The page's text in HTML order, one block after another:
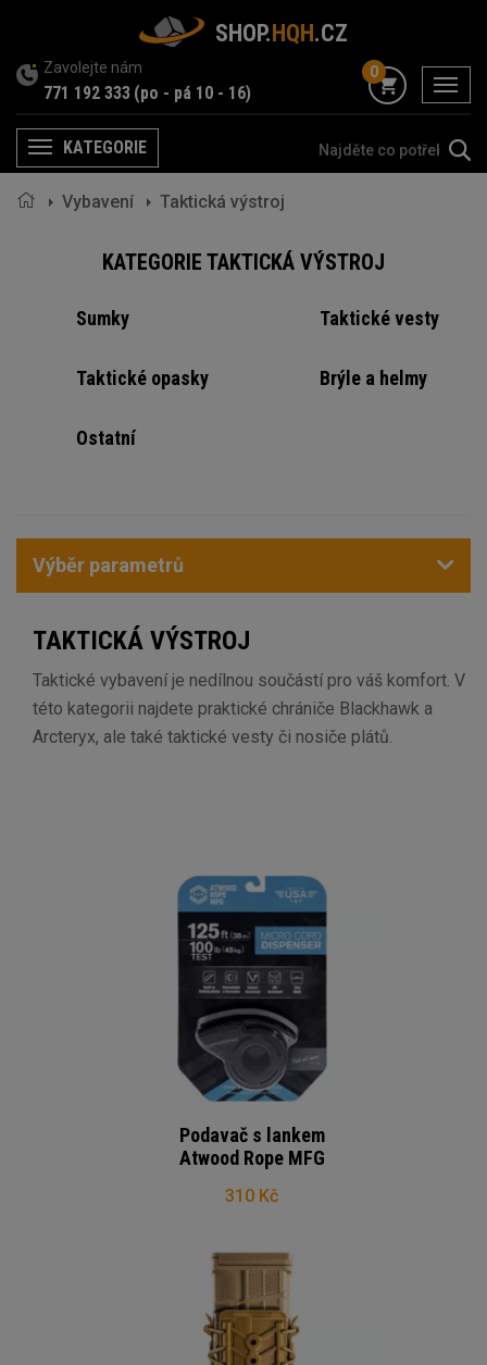
SHOP.HQH.CZ
Zavolejte nám
771 192 333 (po - pá 10 - 16) menu
0
MenuKATEGORIE
Vybavení Taktická výstroj
KATEGORIE TAKTICKÁ VÝSTROJ
Sumky Taktické vesty
Taktické opasky Brýle a helmy
Ostatní
Výběr parametrů
TAKTICKÁ VÝSTROJ
Taktické vybavení je nedílnou součástí pro váš komfort. V
této kategorii najdete praktické chrániče Blackhawk a
Arcteryx, ale také taktické vesty či nosiče plátů.
Podavač s lankem
Atwood Rope MFG
310 Kč